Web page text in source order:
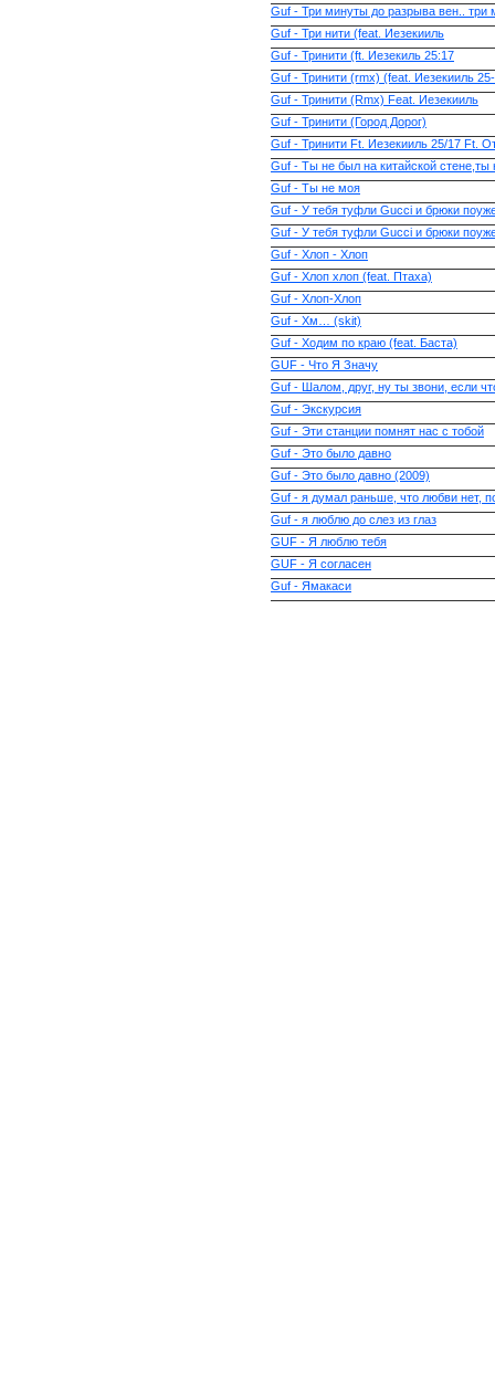
Guf - Три минуты до разрыва вен.. три
Guf - Три нити (feat. Иезекииль
Guf - Тринити (ft. Иезекиль 25:17
Guf - Тринити (rmx) (feat. Иезекииль
Guf - Тринити (Rmx) Feat. Иезекииль
Guf - Тринити (Город Дорог)
Guf - Тринити Ft. Иезекииль 25/17 Ft.
Guf - Ты не был на китайской стене,ты
Guf - Ты не моя
Guf - У тебя туфли Gucci и брюки
Guf - У тебя туфли Gucci и брюки
Guf - Хлоп - Хлоп
Guf - Хлоп хлоп (feat. Птаха)
Guf - Хлоп-Хлоп
Guf - Хм… (skit)
Guf - Ходим по краю (feat. Баста)
GUF - Что Я Значу
Guf - Шалом, друг, ну ты звони, если
Guf - Экскурсия
Guf - Эти станции помнят нас с тобой
Guf - Это было давно
Guf - Это было давно (2009)
Guf - я думал раньше, что любви нет,
Guf - я люблю до слез из глаз
GUF - Я люблю тебя
GUF - Я согласен
Guf - Ямакаси